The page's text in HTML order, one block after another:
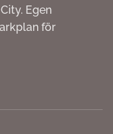
Egen
för